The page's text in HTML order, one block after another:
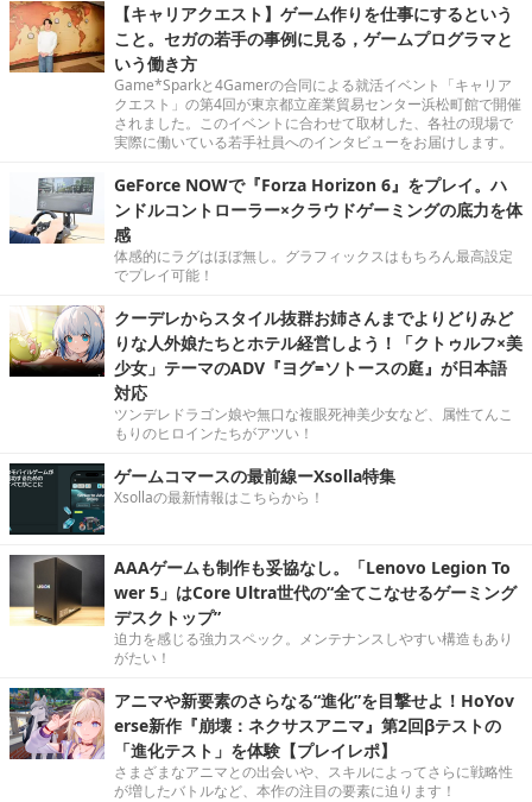
【キャリアクエスト】ゲーム作りを仕事にするという
こと。セガの若手の事例に見る，ゲームプログラマと
いう働き方
Game*Sparkと4Gamerの合同による就活イベント「キャリア
クエスト」の第4回が東京都立産業貿易センター浜松町館で開催
されました。このイベントに合わせて取材した、各社の現場で
実際に働いている若手社員へのインタビューをお届けします。
GeForce NOWで『Forza Horizon 6』をプレイ。ハ
ンドルコントローラー×クラウドゲーミングの底力を体
感
体感的にラグはほぼ無し。グラフィックスはもちろん最高設定
でプレイ可能！
クーデレからスタイル抜群お姉さんまでよりどりみど
りな人外娘たちとホテル経営しよう！「クトゥルフ×美
少女」テーマのADV『ヨグ=ソトースの庭』が日本語
対応
ツンデレドラゴン娘や無口な複眼死神美少女など、属性てんこ
もりのヒロインたちがアツい！
ゲームコマースの最前線ーXsolla特集
Xsollaの最新情報はこちらから！
AAAゲームも制作も妥協なし。「Lenovo Legion To
wer 5」はCore Ultra世代の“全てこなせるゲーミング
デスクトップ”
迫力を感じる強力スペック。メンテナンスしやすい構造もあり
がたい！
アニマや新要素のさらなる“進化”を目撃せよ！HoYov
erse新作『崩壊：ネクサスアニマ』第2回βテストの
「進化テスト」を体験【プレイレポ】
さまざまなアニマとの出会いや、スキルによってさらに戦略性
が増したバトルなど、本作の注目の要素に迫ります！